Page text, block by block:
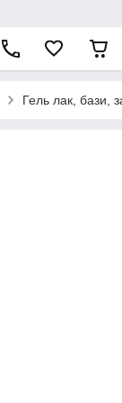
Гель лак, бази,